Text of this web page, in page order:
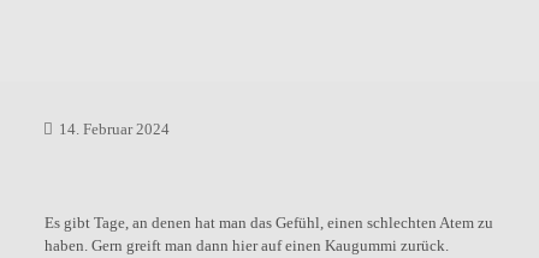
14. Februar 2024
Es gibt Tage, an denen hat man das Gefühl, einen schlechten Atem zu
haben. Gern greift man dann hier auf einen Kaugummi zurück.